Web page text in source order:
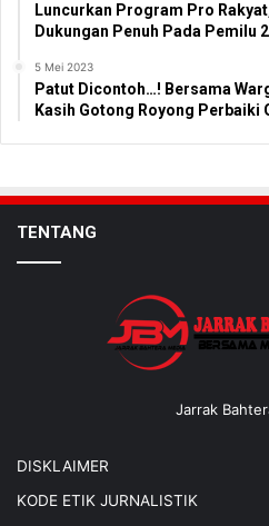
Luncurkan Program Pro
Dukungan Penuh Pada Pemilu
5 Mei 2023
Patut Dicontoh…! Bersama
Kasih Gotong Royong Perbaiki
TENTANG
Jarrak
DISKLAIMER
KODE ETIK JURNALISTIK